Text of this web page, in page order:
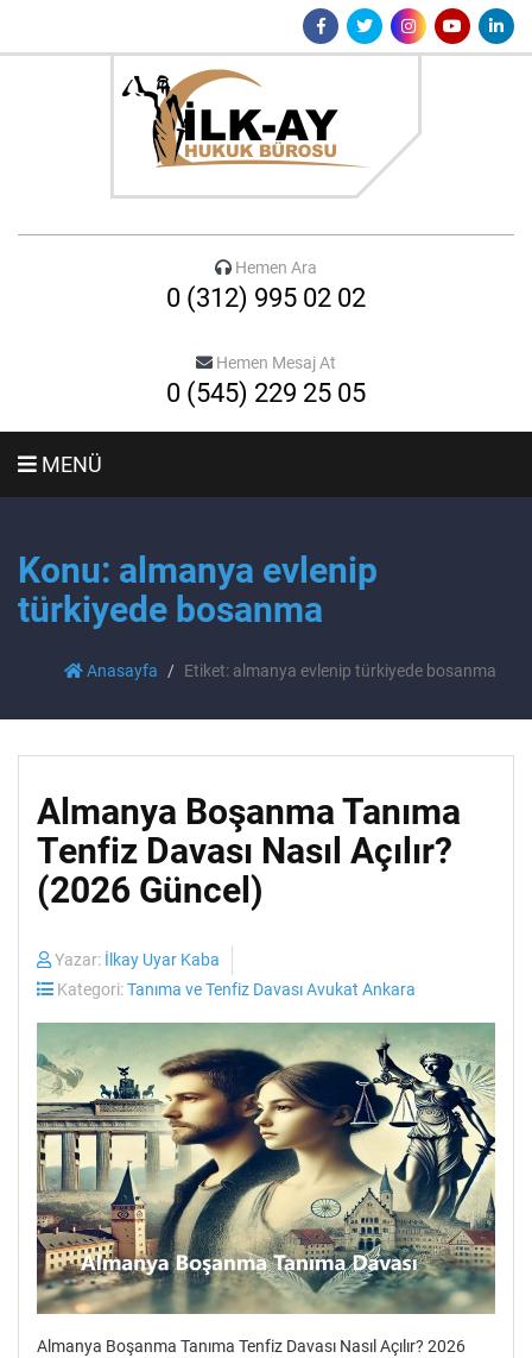
Hemen Ara
0 (312) 995 02 02
Hemen Mesaj At
0 (545) 229 25 05
MENÜ
Konu: almanya evlenip
türkiyede bosanma
Anasayfa Etiket: almanya evlenip türkiyede bosanma
Almanya Boşanma Tanıma
Tenfiz Davası Nasıl Açılır?
(2026 Güncel)
Yazar: İlkay Uyar Kaba
Kategori:Tanıma ve Tenfiz Davası Avukat Ankara
Almanya Boşanma Tanıma Tenfiz Davası Nasıl Açılır? 2026